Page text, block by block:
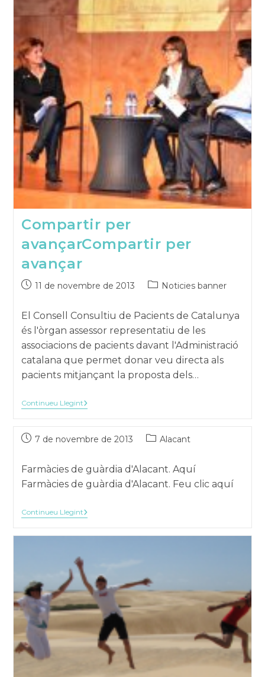
Compartir per
avançarCompartir per
avançar
Publicat
11 de novembre de 2013
Categoria
la
publicació:
Noticies banner
El Consell Consultiu de Pacients de Catalunya
és l'òrgan assessor representatiu de les
associacions de pacients davant l'Administració
catalana que permet donar veu directa als
pacients mitjançant la proposta dels…
Continueu LlegintCompartir
Per
Avançar
Publicat
7 de novembre de 2013
Categoria
publicació:
Alacant
Farmàcies de guàrdia d'Alacant. Aquí
Farmàcies de guàrdia d'Alacant. Feu clic aquí
Continueu Llegint